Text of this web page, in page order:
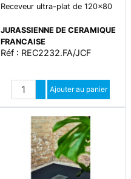
Receveur ultra-plat de 120x80
JURASSIENNE DE CERAMIQUE
FRANCAISE
Réf : REC2232.FA/JCF
Quantité
Augmenter quantité
Diminuer quantité
Ajouter au panier